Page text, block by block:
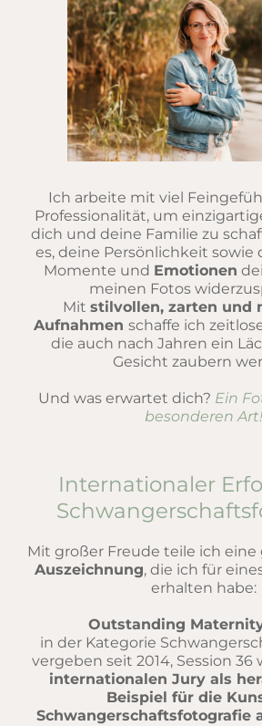
Ich arbeite mit viel
Professionalität, um
dich und deine Familie zu
es, deine Persönlichkeit sowie
Momente und Emotionen
meinen Fotos
Mit stilvollen, zarten und
Aufnahmen schaffe ich
die auch nach Jahren ein
Gesicht zaubern
Und was erwartet dich? Ein
besonderen Art!
Internationaler
Mit großer Freude teile ich eine
Auszeichnung, die ich für
erhalten habe:
Outstanding
in der Kategorie
vergeben seit 2014, Session
internationalen Jury als
Beispiel für die
Schwangerschaftsfotografie